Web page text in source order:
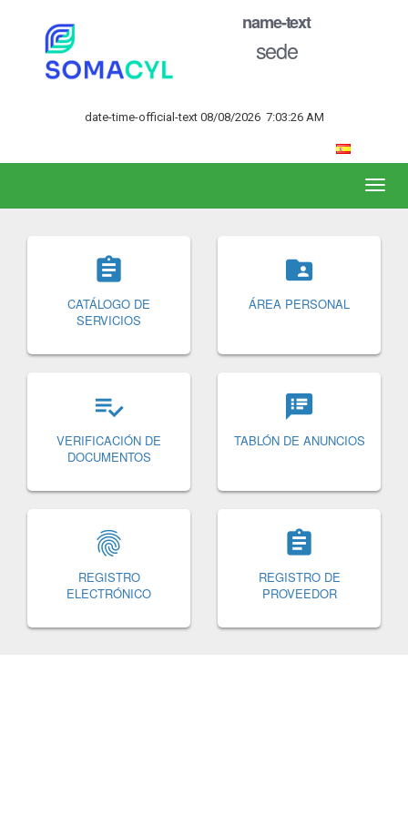
name-text
sede
date-time-official-text 08/08/2026 7:03:26 AM

CATÁLOGO DE
SERVICIOS

ÁREA PERSONAL

VERIFICACIÓN DE
DOCUMENTOS
speaker_notes
TABLÓN DE ANUNCIOS

REGISTRO
ELECTRÓNICO

REGISTRO DE
PROVEEDOR